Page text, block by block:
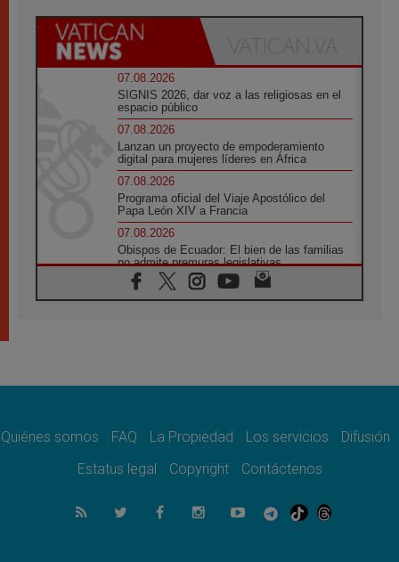
07.08.2026
SIGNIS 2026, dar voz a las religiosas en el
espacio público
07.08.2026
Lanzan un proyecto de empoderamiento
digital para mujeres líderes en África
07.08.2026
Programa oficial del Viaje Apostólico del
Papa León XIV a Francia
07.08.2026
Obispos de Ecuador: El bien de las familias
no admite premuras legislativas
06.08.2026
Cardenal Parolin: La paz comienza con la
06.08.2026
06.08.2026
«Hoy nos sentimos Iglesia»
Líbano: Reanudan los coloquios en Roma en
medio de tensiones y ataques en el sur del
Quiénes somos FAQ La Propiedad Los servicios
Difusión
Estatus legal
Copyright Contáctenos